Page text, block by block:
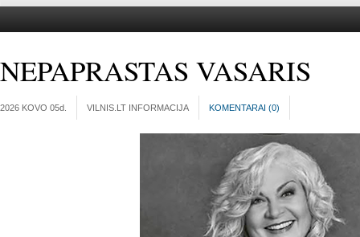
NEPAPRASTAS VASARIS
2026 KOVO 05d. VILNIS.LT INFORMACIJA KOMENTARAI (0)